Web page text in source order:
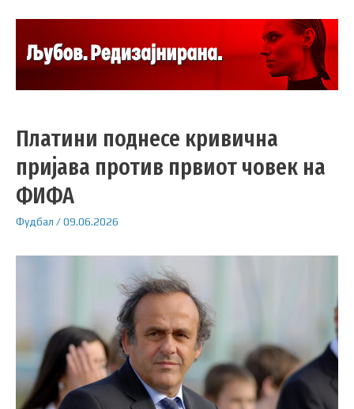
Платини поднесе кривична
пријава против првиот човек на
ФИФА
Фудбал /09.06.2026